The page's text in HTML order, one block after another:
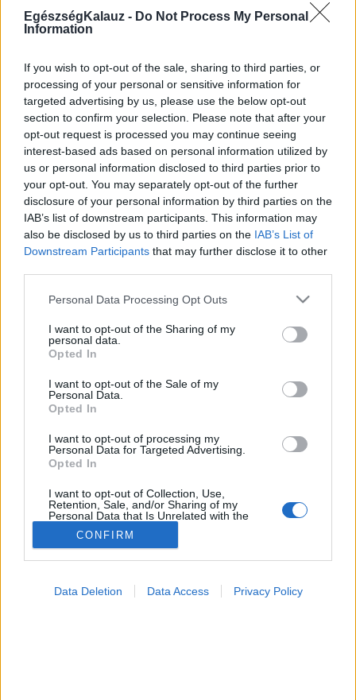
EgészségKalauz - Do Not Process My Personal
Information
If you wish to opt-out of the sale, sharing to third parties, or
processing of your personal or sensitive information for
targeted advertising by us, please use the below opt-out
section to confirm your selection. Please note that after your
opt-out request is processed you may continue seeing
interest-based ads based on personal information utilized by
us or personal information disclosed to third parties prior to
your opt-out. You may separately opt-out of the further
disclosure of your personal information by third parties on the
IAB’s list of downstream participants. This information may
also be disclosed by us to third parties on the IAB’s List of
Downstream Participants that may further disclose it to other
Please note that this website/app uses one or more Google
not limited to your visit or usage behaviour. You may click to
grant or deny consent to Google and its third-party tags to
use your data for below specified purposes in below Google
consent section.
Personal Data Processing Opt Outs
I want to opt-out of the Sharing of my
personal data.
Opted In
I want to opt-out of the Sale of my
Personal Data.
Opted In
I want to opt-out of processing my
Personal Data for Targeted Advertising.
Opted In
I want to opt-out of Collection, Use,
Retention, Sale, and/or Sharing of my
Personal Data that Is Unrelated with the
Purposes for which it was collected.
Opted Out
CONFIRM
Data Deletion Data Access Privacy Policy
Betegségek A-Z
Tünet
Vizsgálat
Kezelés
Életmódváltás
Kutatás
Prevenció
Hírek
Videók
Kisállatok egészsége
#orvosmeteorológia#vérnyomás#stroke
#rákbetegség
Regisztráció
Szívprobléma
Szívprobléma